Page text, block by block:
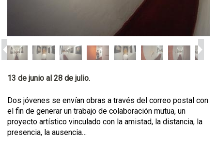
13 de junio al 28 de julio.
Dos jóvenes se envían obras a través del correo postal con
el fin de generar un trabajo de colaboración mutua, un
proyecto artístico vinculado con la amistad, la distancia, la
presencia, la ausencia…